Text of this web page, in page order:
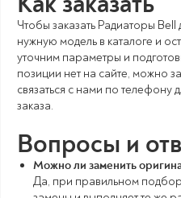
Чтобы заказать Радиаторы
нужную модель в каталоге и
уточним параметры и
позиции нет на сайте, можно
связаться с нами по
заказа.
Вопросы и
Можно ли заменить
Да, при правильном